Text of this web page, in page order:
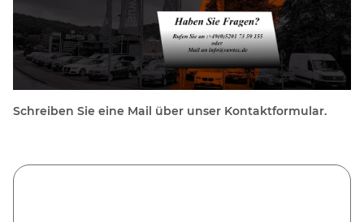
Schreiben Sie eine Mail über unser Kontaktformular.